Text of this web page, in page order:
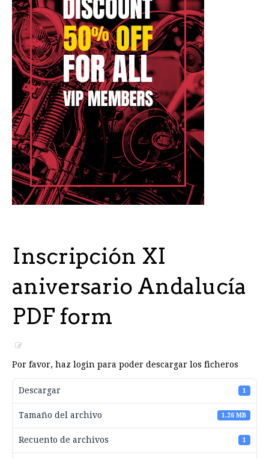
Inscripción XI
aniversario Andalucía
PDF form
Por favor, haz login para poder descargar los ficheros
Descargar 1
Tamaño del archivo 1.26 MB
Recuento de archivos 1